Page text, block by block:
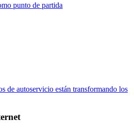
punto de partida
de autoservicio están transformando los